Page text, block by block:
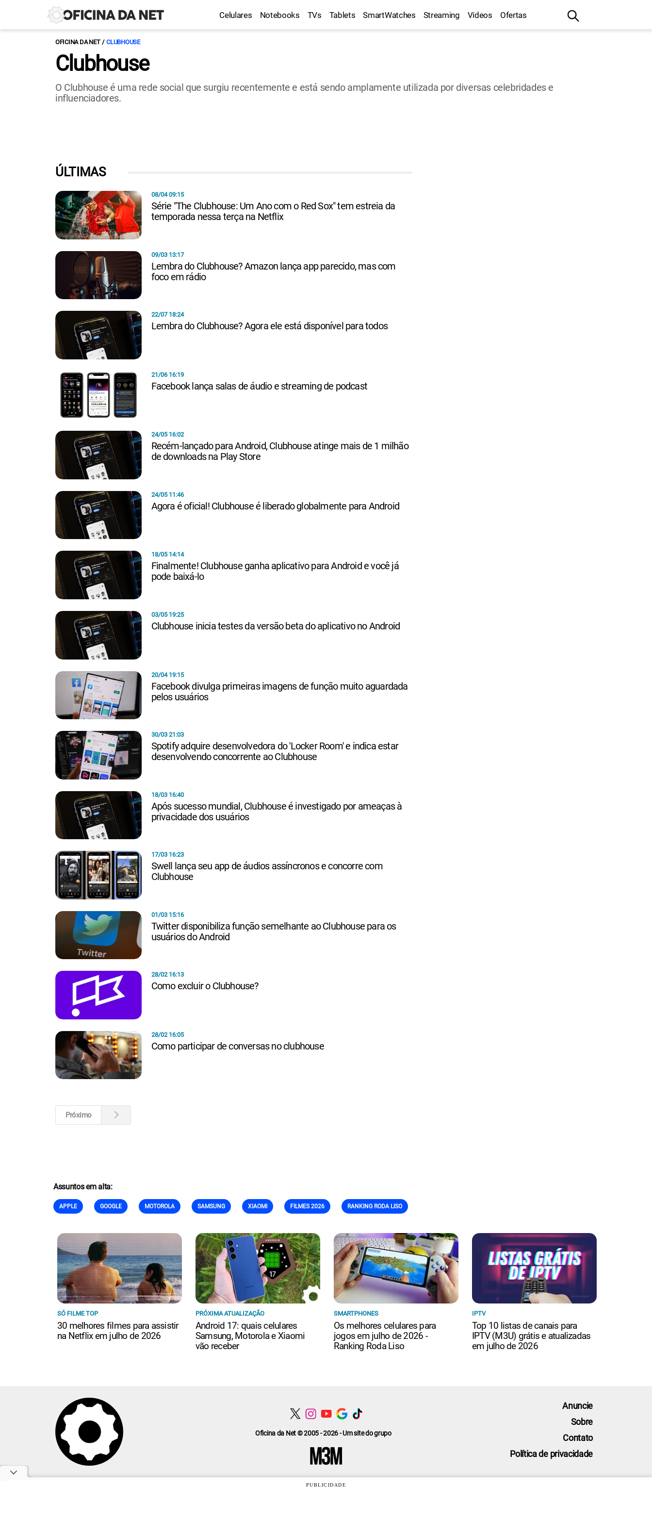
Celulares Notebooks TVs Tablets SmartWatches Streaming Vídeos Ofertas
OFICINA DA NET CLUBHOUSE
Clubhouse
O Clubhouse é uma rede social que surgiu recentemente e está sendo amplamente utilizada por diversas celebridades e
influenciadores.
ÚLTIMAS
08/04 09:15
Série "The Clubhouse: Um Ano com o Red Sox" tem estreia da
temporada nessa terça na Netflix
09/03 13:17
Lembra do Clubhouse? Amazon lança app parecido, mas com
foco em rádio
22/07 18:24
Lembra do Clubhouse? Agora ele está disponível para todos
21/06 16:19
Facebook lança salas de áudio e streaming de podcast
24/05 16:02
Recém-lançado para Android, Clubhouse atinge mais de 1 milhão
de downloads na Play Store
24/05 11:46
Agora é oficial! Clubhouse é liberado globalmente para Android
18/05 14:14
Finalmente! Clubhouse ganha aplicativo para Android e você já
pode baixá-lo
03/05 19:25
Clubhouse inicia testes da versão beta do aplicativo no Android
20/04 19:15
Facebook divulga primeiras imagens de função muito aguardada
pelos usuários
30/03 21:03
Spotify adquire desenvolvedora do 'Locker Room' e indica estar
desenvolvendo concorrente ao Clubhouse
18/03 16:40
Após sucesso mundial, Clubhouse é investigado por ameaças à
privacidade dos usuários
17/03 16:23
Swell lança seu app de áudios assíncronos e concorre com
Clubhouse
01/03 15:16
Twitter disponibiliza função semelhante ao Clubhouse para os
usuários do Android
28/02 16:13
Como excluir o Clubhouse?
28/02 16:05
Como participar de conversas no clubhouse
Próximo
Assuntos em alta:
APPLE GOOGLE MOTOROLA SAMSUNG XIAOMI FILMES 2026 RANKING RODA LISO
SÓ FILME TOP
30 melhores filmes para assistir
na Netflix em julho de 2026
PRÓXIMA ATUALIZAÇÃO
Android 17: quais celulares
Samsung, Motorola e Xiaomi
vão receber
SMARTPHONES
Os melhores celulares para
jogos em julho de 2026 -
Ranking Roda Liso
IPTV
Top 10 listas de canais para
IPTV (M3U) grátis e atualizadas
em julho de 2026
Oficina da Net © 2005 - 2026 - Um site do grupo
Anuncie
Sobre
Contato
Política de privacidade
PUBLICIDADE